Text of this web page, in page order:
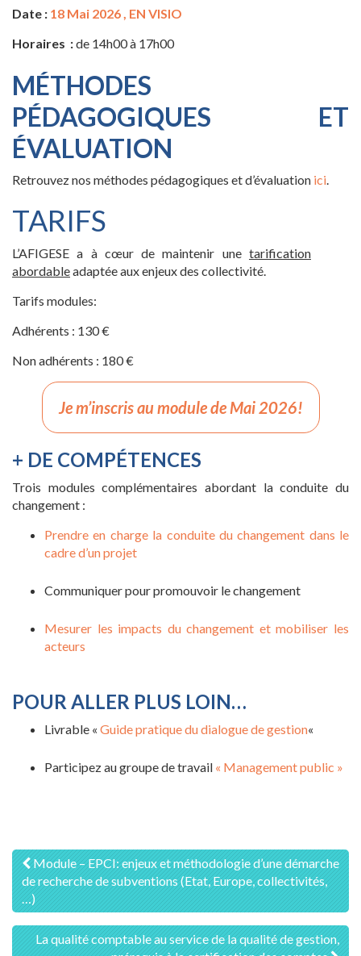
️️Date : 18 Mai 2026 , EN VISIO
Horaires :de 14h00 à 17h00
MÉTHODES
PÉDAGOGIQUES ET
ÉVALUATION
Retrouvez nos méthodes pédagogiques et d’évaluation ici.
TARIFS
L’AFIGESE a à cœur de maintenir une tarification
abordableadaptée aux enjeux des collectivité.
Tarifs modules:
Adhérents : 130 €
Non adhérents : 180 €
Je m’inscris au module de Mai 2026!
+ DE COMPÉTENCES
Trois modules complémentaires abordant la conduite du
changement :
Prendre en charge la conduite du changement dans le
cadre d’un projet
Communiquer pour promouvoir le changement
Mesurer les impacts du changement et mobiliser les
acteurs
POUR ALLER PLUS LOIN…
Livrable « Guide pratique du dialogue de gestion«
Participez au groupe de travail « Management public »
Navigation
des
articles
Module – EPCI: enjeux et méthodologie d’une démarche
de recherche de subventions (Etat, Europe, collectivités,
…)
La qualité comptable au service de la qualité de gestion,